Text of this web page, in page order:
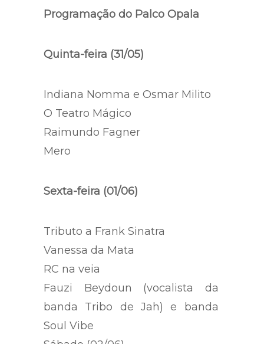
Programação do Palco Opala
Quinta-feira (31/05)
Indiana Nomma e Osmar Milito
O Teatro Mágico
Raimundo Fagner
Mero
Sexta-feira (01/06)
Tributo a Frank Sinatra
Vanessa da Mata
RC na veia
Fauzi Beydoun (vocalista da
banda Tribo de Jah) e banda
Soul Vibe